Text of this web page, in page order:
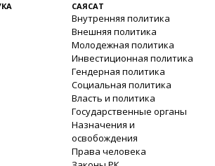
САЯСАТ
Внутренняя политика
Внешняя политика
Молодежная политика
Инвестиционная политика
Гендерная политика
Социальная политика
Власть и политика
Государственные органы
Назначения и
освобождения
Права человека